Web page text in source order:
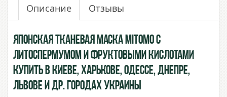
Описание Отзывы
Японская Тканевая маска Mitomo с
Литоспермумом и Фруктовыми Кислотами
купить в Киеве, Харькове, Одессе, Днепре,
Львове и др. городах Украины